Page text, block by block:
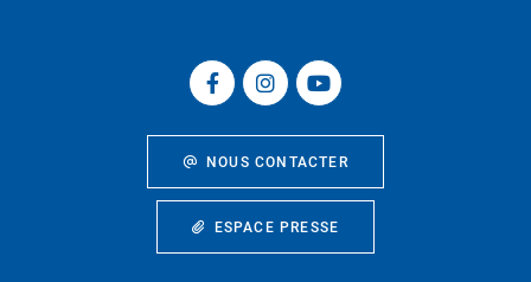
NOUS CONTACTER
ESPACE PRESSE